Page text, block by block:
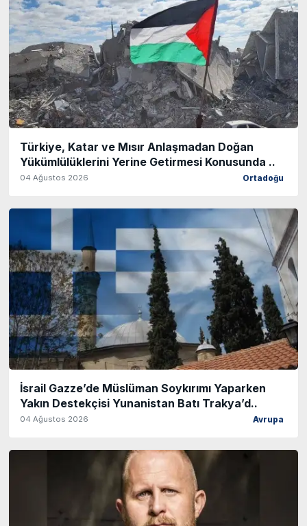
Türkiye, Katar ve Mısır Anlaşmadan Doğan
Yükümlülüklerini Yerine Getirmesi Konusunda ..
04 Ağustos 2026 Ortadoğu
İsrail Gazze’de Müslüman Soykırımı Yaparken
Yakın Destekçisi Yunanistan Batı Trakya’d..
04 Ağustos 2026 Avrupa